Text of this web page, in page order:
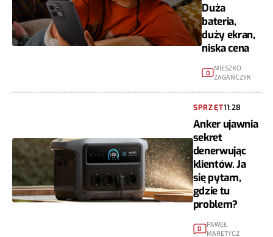
Duża
bateria,
duży ekran,
niska cena
0
MIESZKO
ZAGAŃCZYK
SPRZĘT11:28
Anker ujawnia
sekret
denerwując
klientów. Ja
się pytam,
gdzie tu
problem?
0
PAWEŁ
MARETYCZ